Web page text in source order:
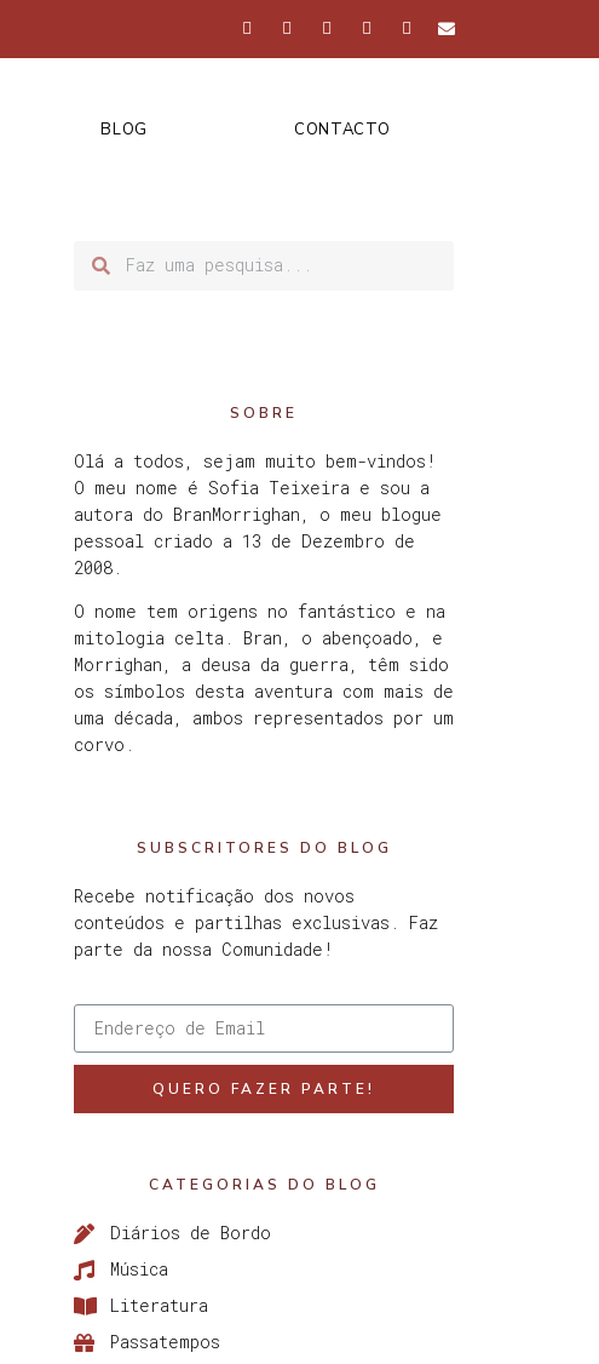
BLOG CONTACTO
SOBRE
Olá a todos, sejam muito bem-vindos!
O meu nome é Sofia Teixeira e sou a
autora do BranMorrighan, o meu blogue
pessoal criado a 13 de Dezembro de
2008.
O nome tem origens no fantástico e na
mitologia celta. Bran, o abençoado, e
Morrighan, a deusa da guerra, têm sido
os símbolos desta aventura com mais de
uma década, ambos representados por um
corvo.
SUBSCRITORES DO BLOG
Recebe notificação dos novos
conteúdos e partilhas exclusivas. Faz
parte da nossa Comunidade!
QUERO FAZER PARTE!
CATEGORIAS DO BLOG
Diários de Bordo
Música
Literatura
Passatempos